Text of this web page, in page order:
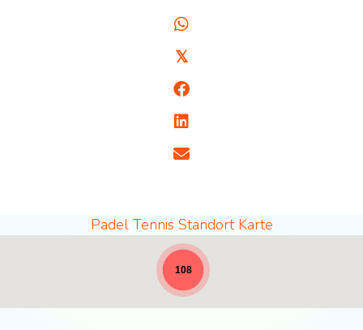
𝕏
Padel Tennis Standort Karte
Padel Standorte - volle Breite für News [19]
108